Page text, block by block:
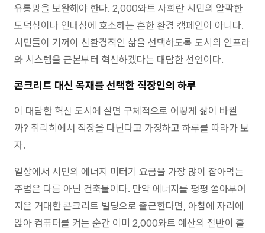
유통망을 보완해야 한다. 2,000와트 사회란 시민의 얄팍한
도덕심이나 인내심에 호소하는 흔한 환경 캠페인이 아니다.
시민들이 기꺼이 친환경적인 삶을 선택하도록 도시의 인프라
와 시스템을 근본부터 혁신하겠다는 대담한 선언이다.
콘크리트 대신 목재를 선택한 직장인의 하루
이 대담한 혁신 도시에 살면 구체적으로 어떻게 삶이 바뀔
까? 취리히에서 직장을 다닌다고 가정하고 하루를 따라가 보
자.
일상에서 시민의 에너지 미터기 요금을 가장 많이 잡아먹는
주범은 다름 아닌 건축물이다. 만약 에너지를 펑펑 쏟아부어
지은 거대한 콘크리트 빌딩으로 출근한다면, 아침에 자리에
앉아 컴퓨터를 켜는 순간 이미 2,000와트 예산의 절반이 훌